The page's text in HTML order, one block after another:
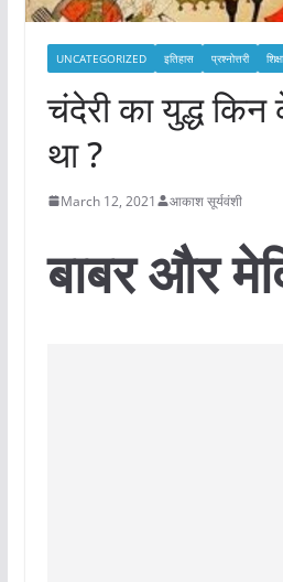
UNCATEGORIZED इतिहास प्रश्नोत्तरी शिक्षा
चंदेरी का युद्ध
था ?
March 12, 2021 आकाश सूर्यवंशी
बाबर और